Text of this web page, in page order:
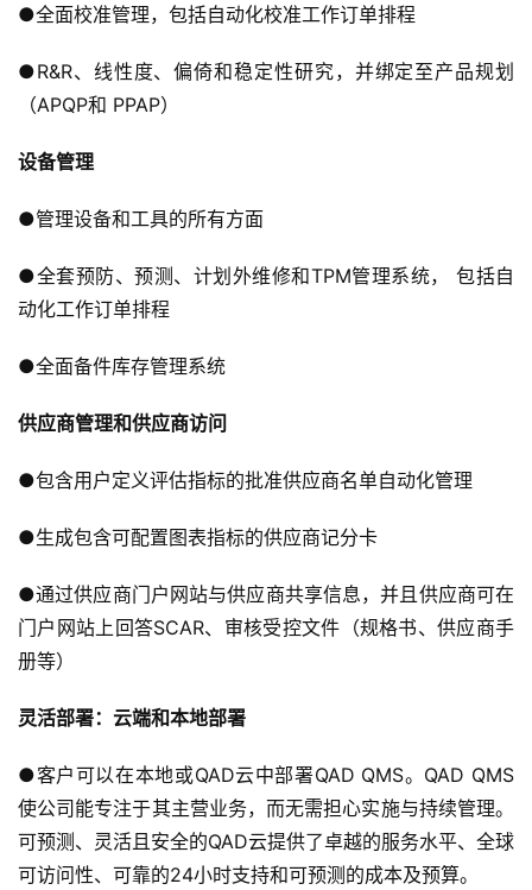
●全面校准管理，包括自动化校准工作订单排程
●R&R、线性度、偏倚和稳定性研究，并绑定至产品规划
（APQP和 PPAP）
设备管理
●管理设备和工具的所有方面
●全套预防、预测、计划外维修和TPM管理系统， 包括自
动化工作订单排程
●全面备件库存管理系统
供应商管理和供应商访问
●包含用户定义评估指标的批准供应商名单自动化管理
●生成包含可配置图表指标的供应商记分卡
●通过供应商门户网站与供应商共享信息，并且供应商可在
门户网站上回答SCAR、审核受控文件（规格书、供应商手
册等）
灵活部署：云端和本地部署
●客户可以在本地或QAD云中部署QAD QMS。QAD QMS
使公司能专注于其主营业务，而无需担心实施与持续管理。
可预测、灵活且安全的QAD云提供了卓越的服务水平、全球
可访问性、可靠的24小时支持和可预测的成本及预算。